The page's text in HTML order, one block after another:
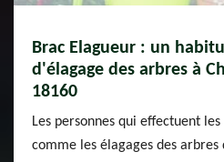
Brac Elagueur : un
d'élagage des arbres à
18160
Les personnes qui effectuent
comme les élagages des